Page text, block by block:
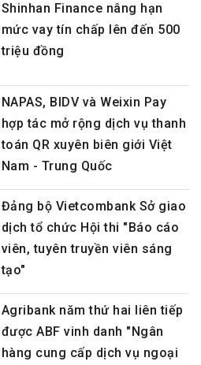
Shinhan Finance nâng hạn
mức vay tín chấp lên đến 500
triệu đồng
NAPAS, BIDV và Weixin Pay
hợp tác mở rộng dịch vụ thanh
toán QR xuyên biên giới Việt
Nam - Trung Quốc
Đảng bộ Vietcombank Sở giao
dịch tổ chức Hội thi "Báo cáo
viên, tuyên truyền viên sáng
tạo"
Agribank năm thứ hai liên tiếp
được ABF vinh danh "Ngân
hàng cung cấp dịch vụ ngoại